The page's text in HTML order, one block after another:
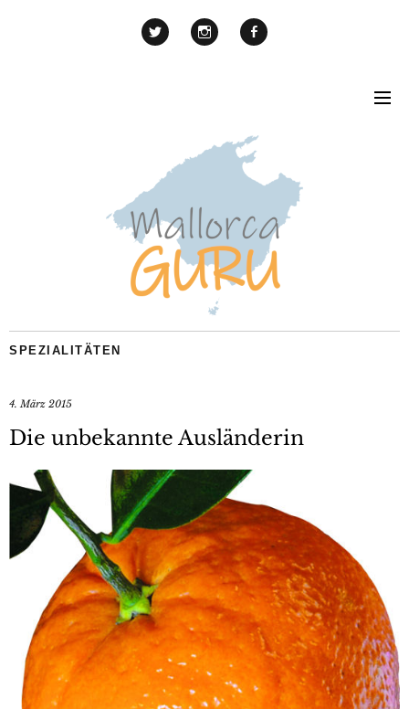
SPEZIALITÄTEN
4. März 2015
Die unbekannte Ausländerin